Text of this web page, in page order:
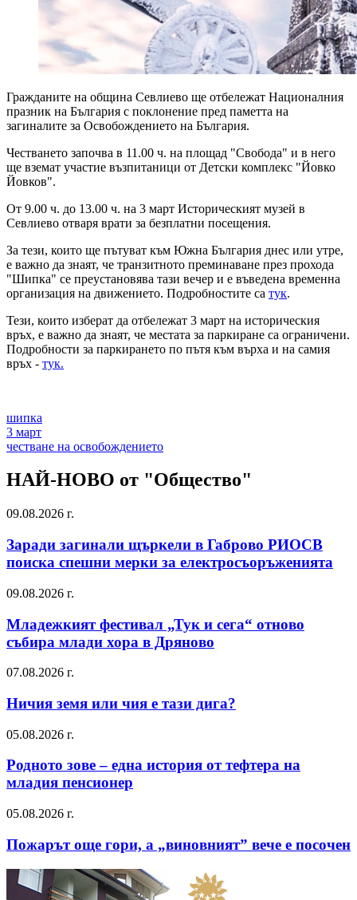
Гражданите на община Севлиево ще отбележат Националния
празник на България с поклонение пред паметта на
загиналите за Освобождението на България.
Честването започва в 11.00 ч. на площад "Свобода" и в него
ще вземат участие възпитаници от Детски комплекс "Йовко
Йовков".
От 9.00 ч. до 13.00 ч. на 3 март Историческият музей в
Севлиево отваря врати за безплатни посещения.
За тези, които ще пътуват към Южна България днес или утре,
е важно да знаят, че транзитното преминаване през прохода
"Шипка" се преустановява тази вечер и е въведена временна
организация на движението. Подробностите са тук.
Тези, които изберат да отбележат 3 март на историческия
връх, е важно да знаят, че местата за паркиране са ограничени.
Подробности за паркирането по пътя към върха и на самия
връх - тук.
шипка
3 март
честване на освобождението
НАЙ-НОВО от "Общество"
09.08.2026 г.
Заради загинали щъркели в Габрово РИОСВ
поиска спешни мерки за електросъоръженията
09.08.2026 г.
Младежкият фестивал „Тук и сега“ отново
събира млади хора в Дряново
07.08.2026 г.
Ничия земя или чия е тази дига?
05.08.2026 г.
Родното зове – една история от тефтера на
младия пенсионер
05.08.2026 г.
Пожарът още гори, а „виновният” вече е посочен